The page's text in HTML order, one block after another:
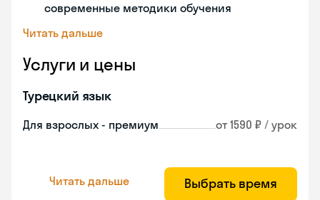
современные методики обучения
Читать дальше
Услуги и цены
Турецкий язык
Для взрослых - премиум от 1590 ₽ / урок
Читать дальше Выбрать время